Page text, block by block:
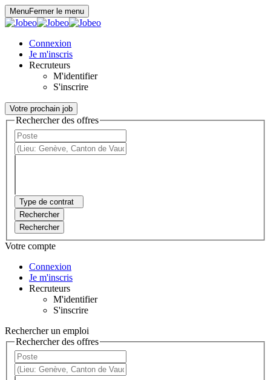
MenuFermer le menu
Connexion
Je m'inscris
Recruteurs
M'identifier
S'inscrire
Votre prochain job
Rechercher des offres
Type de contrat
Rechercher
Rechercher
Votre compte
Connexion
Je m'inscris
Recruteurs
M'identifier
S'inscrire
Rechercher un emploi
Rechercher des offres
Panneau de gestion des cookies